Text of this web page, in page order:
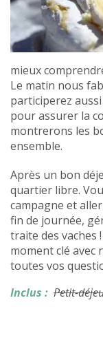
mieux
Le matin nous
participerez
pour assurer la
montrerons les
ensemble.
Après un bon
quartier libre.
campagne et
fin de journée,
traite des vaches
moment clé avec
toutes vos
Inclus : Petit-